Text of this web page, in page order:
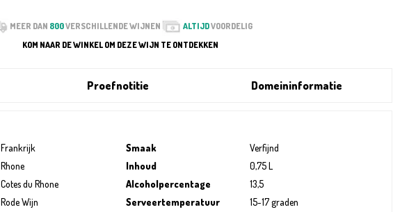
MEER DAN 800VERSCHILLENDE WIJNEN ALTIJDVOORDELIG
KOM NAAR DE WINKEL OM DEZE WIJN TE ONTDEKKEN
Proefnotitie Domeininformatie
Frankrijk
Rhone
Cotes du Rhone
Rode Wijn
Smaak
Verfijnd
Inhoud
0,75 L
Alcoholpercentage
13,5
Serveertemperatuur
15-17 graden